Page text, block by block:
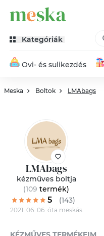
Kategóriák
Ovi- és sulikezdés
Meska Boltok LMAbags
LMAbags
kézműves boltja
(109 termék)
5 (143)
2021. 06. 06. óta meskás